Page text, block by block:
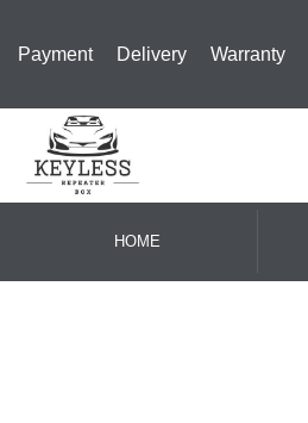
Payment Delivery Warranty
HOME